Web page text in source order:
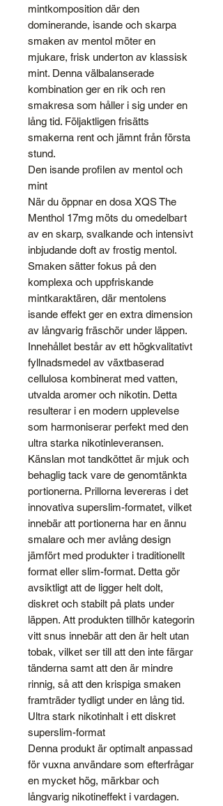
mintkomposition där den
dominerande, isande och skarpa
smaken av mentol möter en
mjukare, frisk underton av klassisk
mint. Denna välbalanserade
kombination ger en rik och ren
smakresa som håller i sig under en
lång tid. Följaktligen frisätts
smakerna rent och jämnt från första
stund.
Den isande profilen av mentol och
mint
När du öppnar en dosa XQS The
Menthol 17mg möts du omedelbart
av en skarp, svalkande och intensivt
inbjudande doft av frostig mentol.
Smaken sätter fokus på den
komplexa och uppfriskande
mintkaraktären, där mentolens
isande effekt ger en extra dimension
av långvarig fräschör under läppen.
Innehållet består av ett högkvalitativt
fyllnadsmedel av växtbaserad
cellulosa kombinerat med vatten,
utvalda aromer och nikotin. Detta
resulterar i en modern upplevelse
som harmoniserar perfekt med den
ultra starka nikotinleveransen.
Känslan mot tandköttet är mjuk och
behaglig tack vare de genomtänkta
portionerna. Prillorna levereras i det
innovativa superslim-formatet, vilket
innebär att portionerna har en ännu
smalare och mer avlång design
jämfört med produkter i traditionellt
format eller slim-format. Detta gör
avsiktligt att de ligger helt dolt,
diskret och stabilt på plats under
läppen. Att produkten tillhör kategorin
vitt snus innebär att den är helt utan
tobak, vilket ser till att den inte färgar
tänderna samt att den är mindre
rinnig, så att den krispiga smaken
framträder tydligt under en lång tid.
Ultra stark nikotinhalt i ett diskret
superslim-format
Denna produkt är optimalt anpassad
för vuxna användare som efterfrågar
en mycket hög, märkbar och
långvarig nikotineffekt i vardagen.